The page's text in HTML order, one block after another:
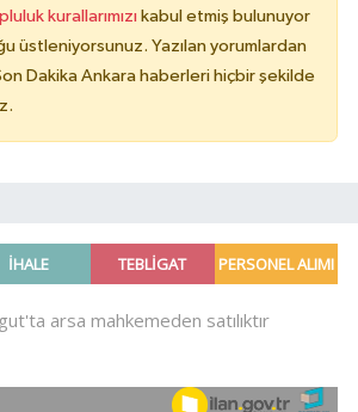
kurallarımızı kabul etmiş bulunuyor
üstleniyorsunuz. Yazılan yorumlardan
Dakika Ankara haberleri hiçbir şekilde